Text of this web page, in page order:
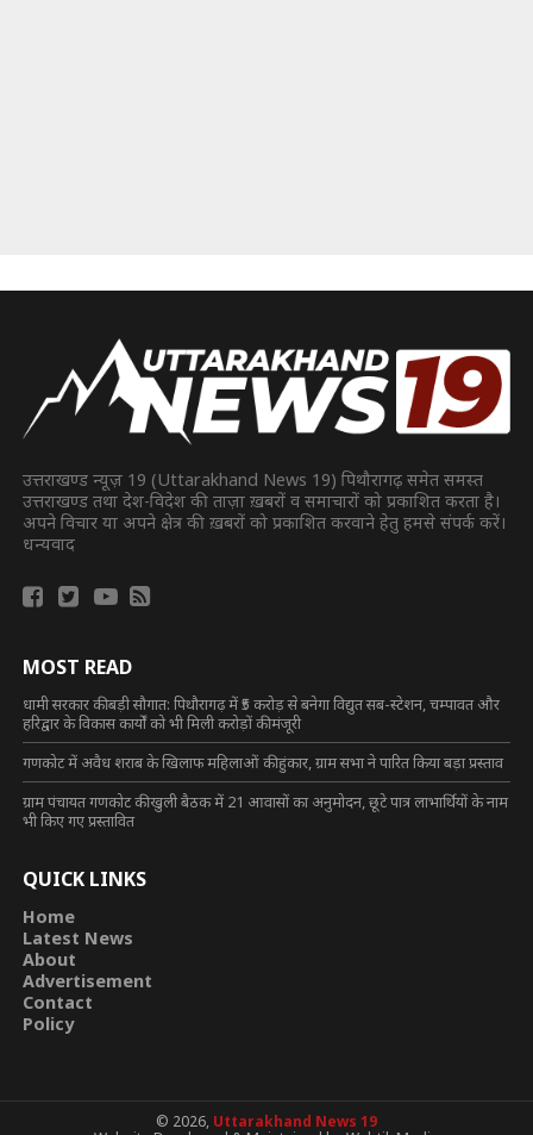
उत्तराखण्ड न्यूज़ 19 (Uttarakhand News 19) पिथौरागढ़ समेत समस्त
उत्तराखण्ड तथा देश-विदेश की ताज़ा ख़बरों व समाचारों को प्रकाशित करता है।
अपने विचार या अपने क्षेत्र की ख़बरों को प्रकाशित करवाने हेतु हमसे संपर्क करें।
धन्यवाद
MOST READ
धामी सरकार की बड़ी सौगात: पिथौरागढ़ में ₹5 करोड़ से बनेगा विद्युत सब-स्टेशन, चम्पावत और
हरिद्वार के विकास कार्यों को भी मिली करोड़ों की मंजूरी
गणकोट में अवैध शराब के खिलाफ महिलाओं की हुंकार, ग्राम सभा ने पारित किया बड़ा प्रस्ताव
ग्राम पंचायत गणकोट की खुली बैठक में 21 आवासों का अनुमोदन, छूटे पात्र लाभार्थियों के नाम
भी किए गए प्रस्तावित
QUICK LINKS
Home
Latest News
About
Advertisement
Contact
Policy
© 2026, Uttarakhand News 19